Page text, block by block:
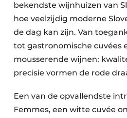
bekendste wijnhuizen van
hoe veelzijdig moderne
de dag kan zijn. Van
tot gastronomische cuvées
mousserende wijnen:
precisie vormen de rode
Een van de opvallendste
Femmes, een witte cuvée